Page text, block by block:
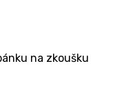
na zkoušku